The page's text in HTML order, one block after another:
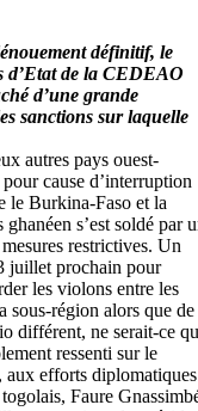
définitif, le
d’Etat de la CEDEAO
d’une grande
sanctions sur laquelle
autres pays ouest-
cause d’interruption
le Burkina-Faso et la
s’est soldé par
restrictives. Un
juillet prochain pour
les violons entre les
sous-région alors que de
différent, ne serait-ce
ressenti sur le
aux efforts diplomatiques
Faure